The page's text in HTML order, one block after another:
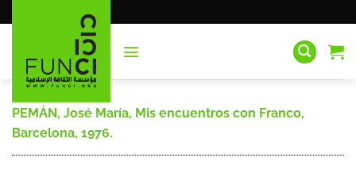
al
PEMÁN, José María, Mis encuentros con Franco,
Barcelona, 1976.